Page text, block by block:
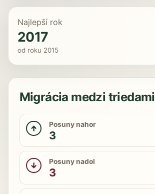
Najlepší rok
2017
od roku 2015
Migrácia medzi triedami
↑ Posuny nahor
3
↓ Posuny nadol
3